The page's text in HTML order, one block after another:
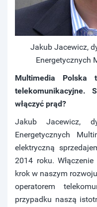
Jakub Jacewicz,
Energetycznych
Multimedia Polska
telekomunikacyjne.
włączyć prąd?
Jakub Jacewicz,
Energetycznych
elektryczną
2014 roku.
krok w naszym
operatorem
przypadku naszą